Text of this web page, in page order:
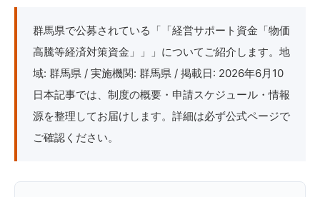
群馬県で公募されている「「経営サポート資金「物価
高騰等経済対策資金」」」についてご紹介します。地
域: 群馬県 / 実施機関: 群馬県 / 掲載日: 2026年6月10
日本記事では、制度の概要・申請スケジュール・情報
源を整理してお届けします。詳細は必ず公式ページで
ご確認ください。